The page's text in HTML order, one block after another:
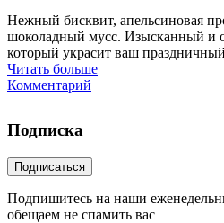
Нежный бисквит, апельсиновая
шоколадный мусс. Изысканный и
который украсит ваш
Читать больше
Комментарий
Подписка
Подпишитесь на наши
обещаем не спамить вас